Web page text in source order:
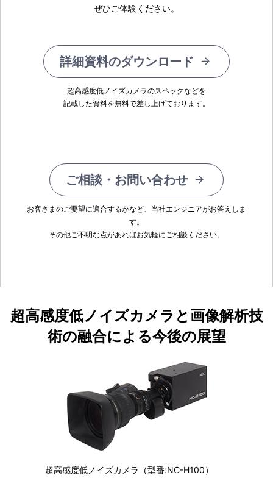
ぜひご体験ください。
詳細資料のダウンロード
超高感度低ノイズカメラのスペックなどを
記載した資料を無料で差し上げております。
ご相談・お問い合わせ
お客さまのご要望に適合するかなど、当社エンジニアがお答えしま
す。
その他ご不明な点があればお気軽にご相談ください。
超高感度低ノイズカメラと画像解析技
術の融合による今後の展望
超高感度低ノイズカメラ（型番:NC-H100）